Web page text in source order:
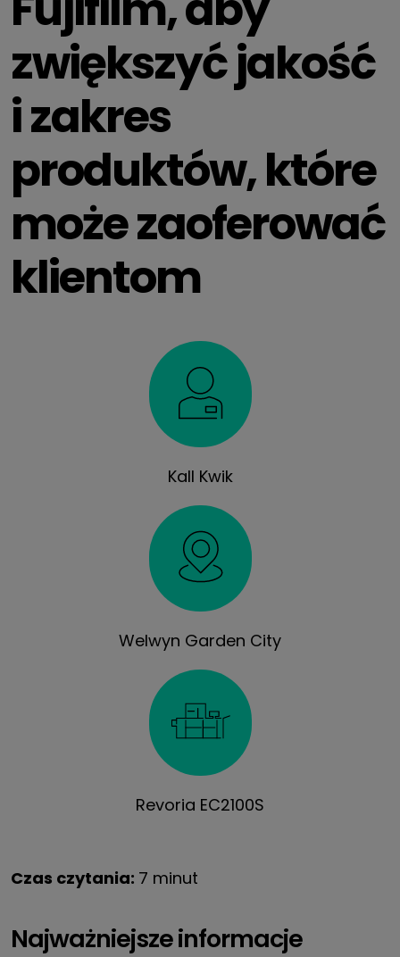
zwiększyć jakość
i zakres
produktów, które
może zaoferować
klientom
Kall Kwik
Welwyn Garden City
Revoria EC2100S
Czas czytania: 7 minut
Najważniejsze informacje